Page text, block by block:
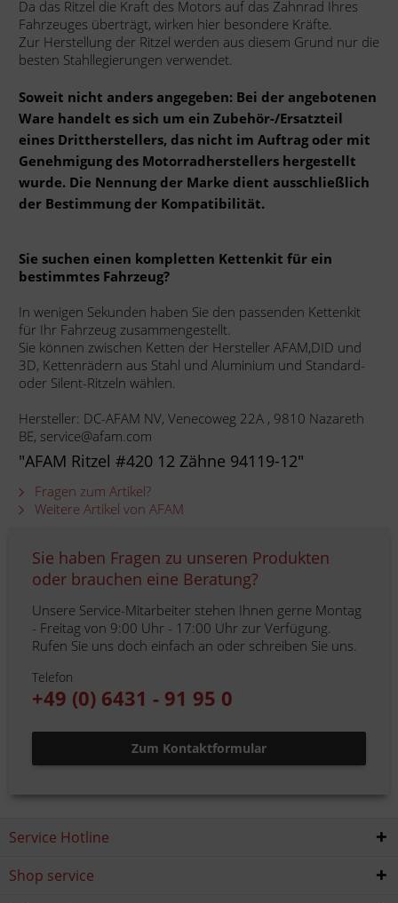
Da das Ritzel die Kraft des Motors auf das Zahnrad Ihres
Fahrzeuges überträgt, wirken hier besondere Kräfte.
Zur Herstellung der Ritzel werden aus diesem Grund nur die
besten Stahllegierungen verwendet.
Soweit nicht anders angegeben: Bei der angebotenen
Ware handelt es sich um ein Zubehör-/Ersatzteil
eines Drittherstellers, das nicht im Auftrag oder mit
Genehmigung des Motorradherstellers hergestellt
wurde. Die Nennung der Marke dient ausschließlich
der Bestimmung der Kompatibilität.
Sie suchen einen kompletten Kettenkit für ein
bestimmtes Fahrzeug?
In wenigen Sekunden haben Sie den passenden Kettenkit
für Ihr Fahrzeug zusammengestellt.
Sie können zwischen Ketten der Hersteller AFAM,DID und
3D, Kettenrädern aus Stahl und Aluminium und Standard-
oder Silent-Ritzeln wählen.
Hersteller: DC-AFAM NV, Venecoweg 22A , 9810 Nazareth
BE, service@afam.com
"AFAM Ritzel #420 12 Zähne 94119-12"
Fragen zum Artikel?
Weitere Artikel von AFAM
Sie haben Fragen zu unseren Produkten
oder brauchen eine Beratung?
Unsere Service-Mitarbeiter stehen Ihnen gerne Montag
- Freitag von 9:00 Uhr - 17:00 Uhr zur Verfügung.
Rufen Sie uns doch einfach an oder schreiben Sie uns.
Telefon
+49 (0) 6431 - 91 95 0
Zum Kontaktformular
Service Hotline
Shop service